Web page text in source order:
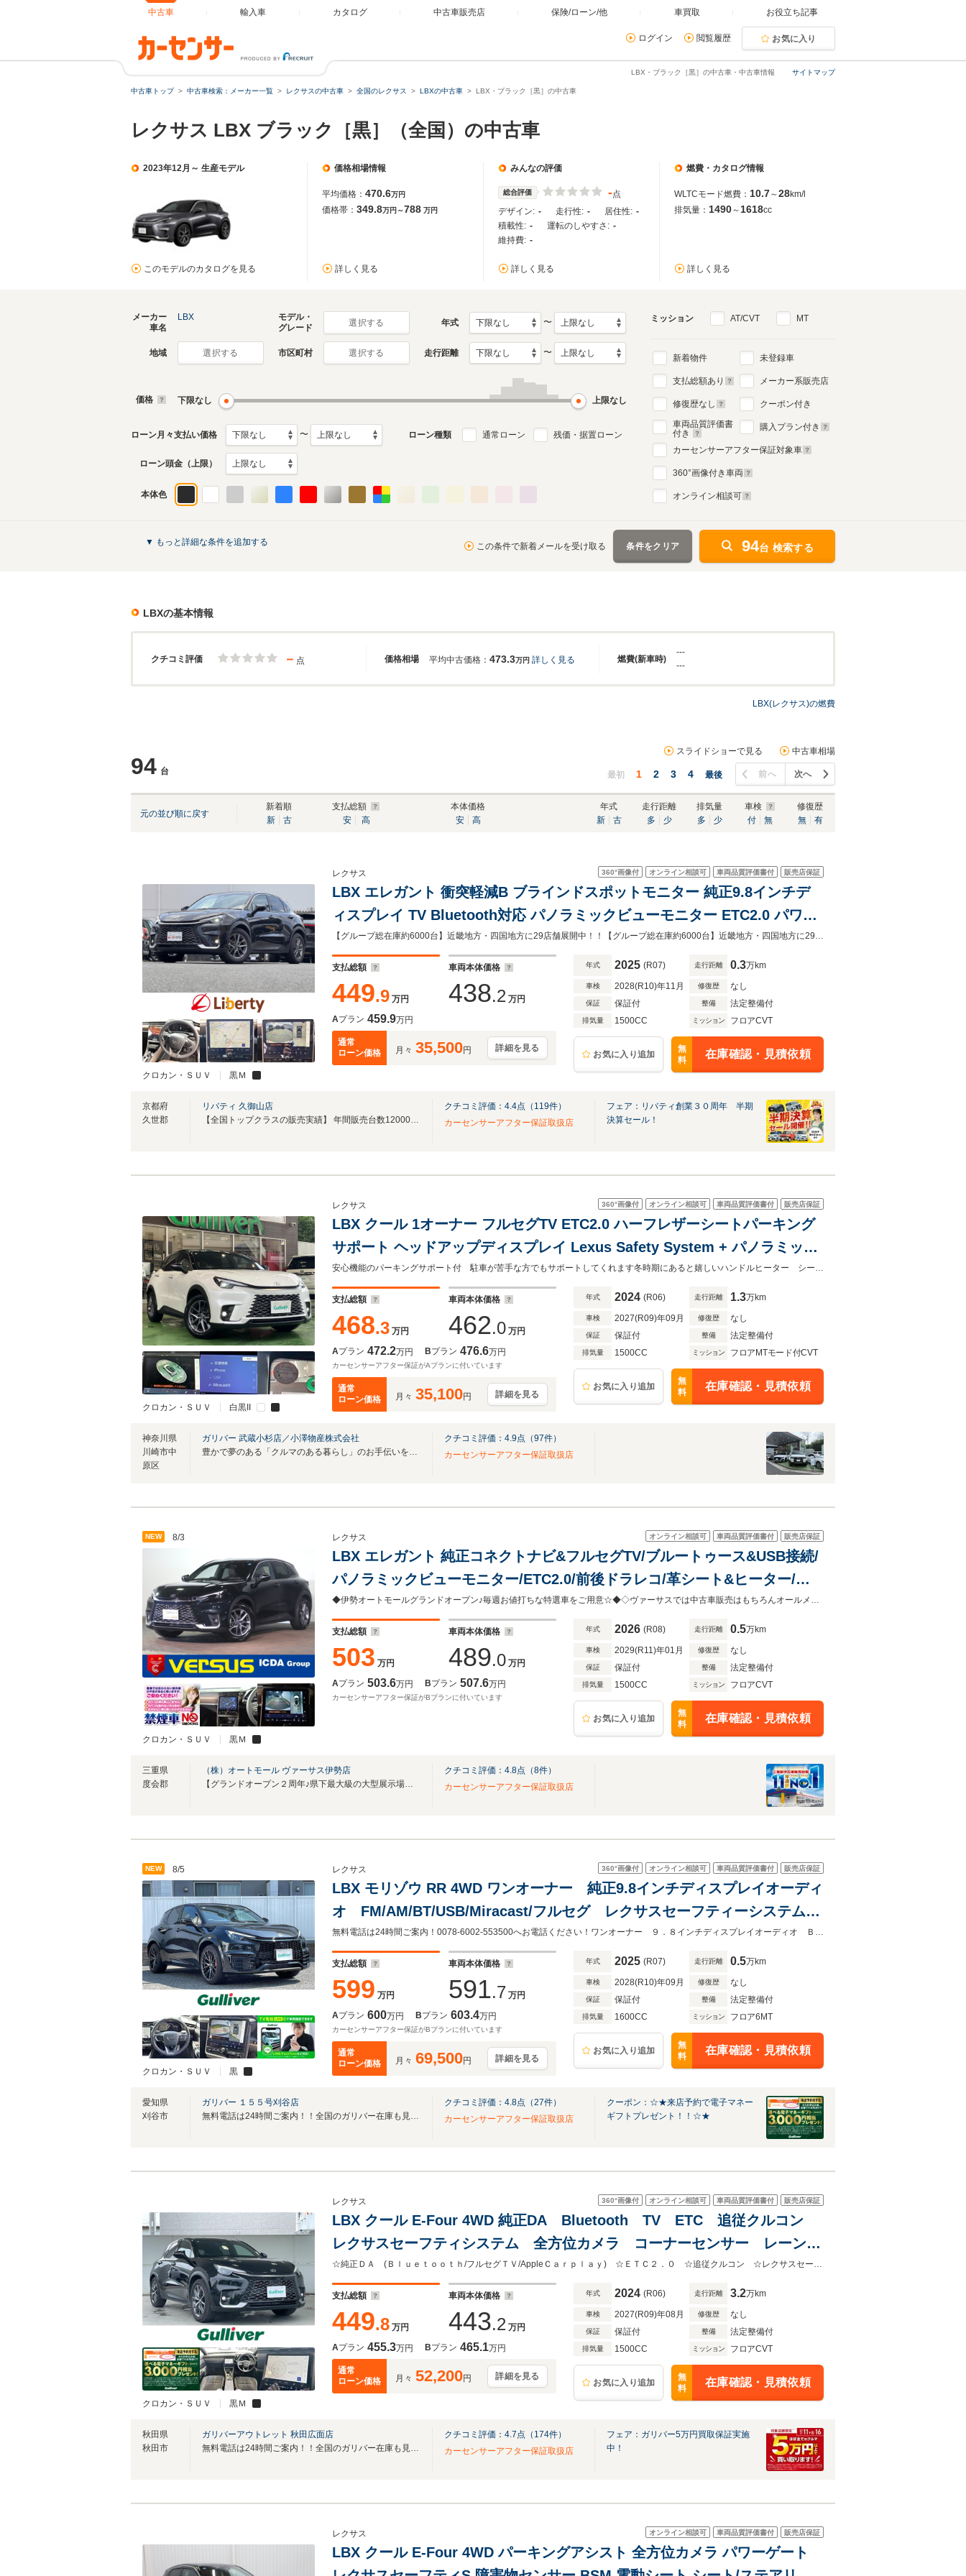
中古車 輸入車 カタログ 中古車販売店 保険/ローン/他 車買取 お役立ち記事
ログイン 閲覧履歴 お気に入り
サイトマップ
LBX・ブラック［黒］の中古車・中古車情報
中古車トップ 中古車検索：メーカー一覧 レクサスの中古車 全国のレクサス LBXの中古車 LBX・ブラック［黒］の中古車
レクサス LBX ブラック［黒］（全国）の中古車
2023年12月～ 生産モデル
このモデルのカタログを見る
価格相場情報
平均価格： 470.6万円
価格帯： 349.8万円～788 万円
詳しく見る
みんなの評価
総合評価 -点
デザイン: - 走行性: - 居住性: -
積載性: - 運転のしやすさ: -
維持費: -
詳しく見る
燃費・カタログ情報
WLTCモード燃費： 10.7～28km/l
排気量： 1490～ 1618cc
詳しく見る
メーカー
車名
LBX
モデル・
グレード
選択する 年式 〜
地域 選択する 市区町村 選択する 走行距離 〜
価格 下限なし 上限なし
ローン月々支払い価格 〜 ローン種類 通常ローン 残価・据置ローン
ローン頭金（上限）
本体色
ミッション AT/CVT MT
新着物件
支払総額あり
修復歴なし
車両品質評価書
付き
未登録車
メーカー系販売店
クーポン付き
購入プラン付き
カーセンサーアフター保証対象車
360°画像付き車両
オンライン相談可
▼ もっと詳細な条件を追加する この条件で新着メールを受け取る 条件をクリア 94台 検索する
LBXの基本情報
クチコミ評価 価格相場 燃費(新車時)
－ 点 平均中古価格： 473.3万円 詳しく見る
---
---
LBX(レクサス)の燃費
94 台
スライドショーで見る 中古車相場
最初 1 2 3 4 最後 前へ 次へ
元の並び順に戻す
新着順
新
古
支払総額
安
高
本体価格
安
高
年式
新
古
走行距離
多
少
排気量
多
少
車検
付
無
修復歴
無
有
クロカン・ＳＵＶ 黒Ｍ
360°画像付 オンライン相談可 車両品質評価書付 販売店保証
レクサス
LBX エレガント 衝突軽減B ブラインドスポットモニター 純正9.8インチデ
ィスプレイ TV Bluetooth対応 パノラミックビューモニター ETC2.0 パワー
バックドア アダプティブクルーズコントロール 電子パーキング LEDヘッド
ライト
【グループ総在庫約6000台】近畿地方・四国地方に29店舗展開中！！【グループ総在庫約6000台】近畿地方・四国地方に29店舗展開中！！
支払総額
449.9 万円
車両本体価格
438.2 万円
Aプラン 459.9万円
通常
ローン価格
月々 35,500円 詳細を見る
年式 2025 (R07) 走行距離 0.3万km
車検 2028(R10)年11月 修復歴 なし
保証 保証付 整備 法定整備付
排気量 1500CC ミッション フロアCVT
お気に入り追加
無
料
在庫確認・見積依頼
京都府
久世郡
リバティ 久御山店
【全国トップクラスの販売実績】 年間販売台数12000台!!グループ総在庫6,000台!!
クチコミ評価： 4.4点（ 119件）
カーセンサーアフター保証取扱店
フェア：リバティ創業３０周年 半期
決算セール！
クロカン・ＳＵＶ 白黒II
360°画像付 オンライン相談可 車両品質評価書付 販売店保証
レクサス
LBX クール 1オーナー フルセグTV ETC2.0 ハーフレザーシートパーキング
サポート ヘッドアップディスプレイ Lexus Safety System + パノラミック
ビューモニター シートヒーター ステアリングヒーター パワーバックドア
安心機能のパーキングサポート付 駐車が苦手な方でもサポートしてくれます冬時期にあると嬉しいハンドルヒーター シートヒーターが装備されております
支払総額
468.3 万円
車両本体価格
462.0 万円
Aプラン 472.2万円 Bプラン 476.6万円
カーセンサーアフター保証がAプランに付いています
通常
ローン価格
月々 35,100円 詳細を見る
年式 2024 (R06) 走行距離 1.3万km
車検 2027(R09)年09月 修復歴 なし
保証 保証付 整備 法定整備付
排気量 1500CC ミッション フロアMTモード付CVT
お気に入り追加
無
料
在庫確認・見積依頼
神奈川県
川崎市中
原区
ガリバー 武蔵小杉店／小澤物産株式会社
豊かで夢のある「クルマのある暮らし」のお手伝いをさせてください
クチコミ評価： 4.9点（97件）
カーセンサーアフター保証取扱店
NEW 8/3
クロカン・ＳＵＶ 黒Ｍ
オンライン相談可 車両品質評価書付 販売店保証
レクサス
LBX エレガント 純正コネクトナビ&フルセグTV/ブルートゥース&USB接続/
パノラミックビューモニター/ETC2.0/前後ドラレコ/革シート&ヒーター/ブ
ラインドスポットモニター/電動テールゲート/レクサスセーフティ+/ワンオ
ーナー禁煙
◆伊勢オートモールグランドオープン♪毎週お値打ちな特選車をご用意☆◆◇ヴァーサスでは中古車販売はもちろんオールメーカーの新車販売も行っております♪見積比較も大歓迎！！◇
支払総額
503 万円
車両本体価格
489.0 万円
Aプラン 503.6万円 Bプラン 507.6万円
カーセンサーアフター保証がBプランに付いています
年式 2026 (R08) 走行距離 0.5万km
車検 2029(R11)年01月 修復歴 なし
保証 保証付 整備 法定整備付
排気量 1500CC ミッション フロアCVT
お気に入り追加
無
料
在庫確認・見積依頼
三重県
度会郡
（株）オートモール ヴァーサス伊勢店
【グランドオープン２周年♪県下最大級の大型展示場に２５０台以上の特選車！】
クチコミ評価： 4.8点（8件）
カーセンサーアフター保証取扱店
NEW 8/5
クロカン・ＳＵＶ 黒
360°画像付 オンライン相談可 車両品質評価書付 販売店保証
レクサス
LBX モリゾウ RR 4WD ワンオーナー 純正9.8インチディスプレイオーディ
オ FM/AM/BT/USB/Miracast/フルセグ レクサスセーフティーシステム
+ ヘッドアップディスプレイ パラミックビューカメラ レザー
無料電話は24時間ご案内！0078-6002-553500へお電話ください！ワンオーナー ９．８インチディスプレイオーディオ ＢＴ／Ｍｉｒａｃａｓｔ／フルセグ パラミックビュー
支払総額
599 万円
車両本体価格
591.7 万円
Aプラン 600万円 Bプラン 603.4万円
カーセンサーアフター保証がBプランに付いています
通常
ローン価格
月々 69,500円 詳細を見る
年式 2025 (R07) 走行距離 0.5万km
車検 2028(R10)年09月 修復歴 なし
保証 保証付 整備 法定整備付
排気量 1600CC ミッション フロア6MT
お気に入り追加
無
料
在庫確認・見積依頼
愛知県
刈谷市
ガリバー １５５号刈谷店
無料電話は24時間ご案内！！全国のガリバー在庫も見たい方は一括照会が可能です！
クチコミ評価： 4.8点（27件）
カーセンサーアフター保証取扱店
クーポン：☆★来店予約で電子マネー
ギフトプレゼント！！☆★
クロカン・ＳＵＶ 黒Ｍ
360°画像付 オンライン相談可 車両品質評価書付 販売店保証
レクサス
LBX クール E-Four 4WD 純正DA Bluetooth TV ETC 追従クルコン
レクサスセーフティシステム 全方位カメラ コーナーセンサー レーンキ
ープアシスト オートハイビーム シートヒーター ステアリングヒーター
☆純正ＤＡ (Ｂｌｕｅｔｏｏｔｈ/フルセグＴＶ/AppleＣａｒｐｌａｙ) ☆ＥＴＣ２．０ ☆追従クルコン ☆レクサスセーフティシステム ☆全方位カメラ ☆ブラインドスポットモニタ
支払総額
449.8 万円
車両本体価格
443.2 万円
Aプラン 455.3万円 Bプラン 465.1万円
通常
ローン価格
月々 52,200円 詳細を見る
年式 2024 (R06) 走行距離 3.2万km
車検 2027(R09)年08月 修復歴 なし
保証 保証付 整備 法定整備付
排気量 1500CC ミッション フロアCVT
お気に入り追加
無
料
在庫確認・見積依頼
秋田県
秋田市
ガリバーアウトレット 秋田広面店
無料電話は24時間ご案内！！全国のガリバー在庫も見たい方は一括照会が可能です！
クチコミ評価： 4.7点（ 174件）
カーセンサーアフター保証取扱店
フェア：ガリバー5万円買取保証実施
中！
オンライン相談可 車両品質評価書付 販売店保証
レクサス
LBX クール E-Four 4WD パーキングアシスト 全方位カメラ パワーゲート